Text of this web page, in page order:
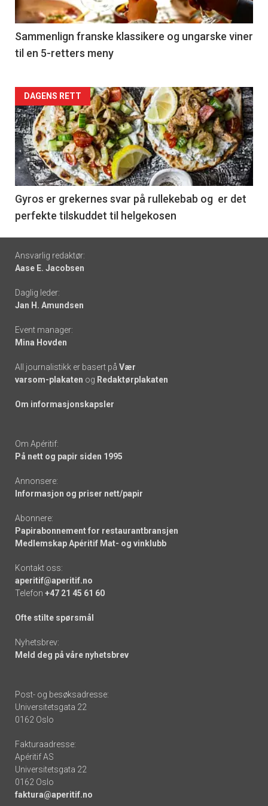
-
5
Sammenlign franske klassikere og ungarske viner
til en 5-retters meny
Forsiden
akkurat
nå
-
6
DAGENS RETT
Gyros er grekernes svar på rullekebab og er det
perfekte tilskuddet til helgekosen
Footer
-
links
Ansvarlig redaktør:
Aase E. Jacobsen
Daglig leder:
Jan H. Amundsen
Event manager:
Mina Hovden
All journalistikk er basert på Vær
varsom-plakaten og Redaktørplakaten
Om informasjonskapsler
Om Apéritif:
På nett og papir siden 1995
Annonsere:
Informasjon og priser nett/papir
Abonnere:
Papirabonnement for restaurantbransjen
Medlemskap Apéritif Mat- og vinklubb
Kontakt oss:
aperitif@aperitif.no
Telefon +47 21 45 61 60
Ofte stilte spørsmål
Nyhetsbrev:
Meld deg på våre nyhetsbrev
Post- og besøksadresse:
Universitetsgata 22
0162 Oslo
Fakturaadresse:
Apéritif AS
Universitetsgata 22
0162 Oslo
faktura@aperitif.no